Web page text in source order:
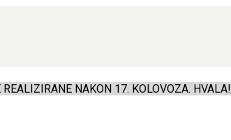
NAKON 17. KOLOVOZA. HVALA!